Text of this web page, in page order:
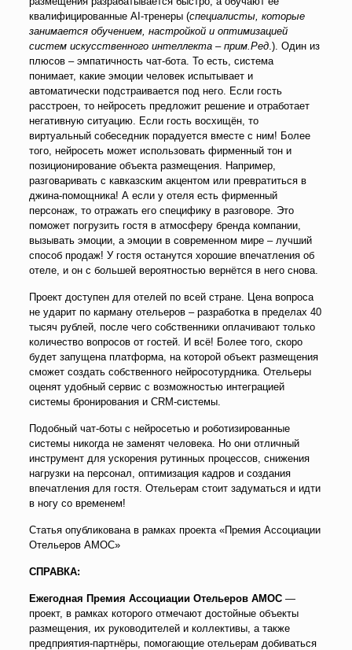
квалифицированные AI-тренеры (специалисты, которые
занимается обучением, настройкой и оптимизацией
систем искусственного интеллекта – прим.Ред.). Один из
плюсов – эмпатичность чат-бота. То есть, система
понимает, какие эмоции человек испытывает и
автоматически подстраивается под него. Если гость
расстроен, то нейросеть предложит решение и отработает
негативную ситуацию. Если гость восхищён, то
виртуальный собеседник порадуется вместе с ним! Более
того, нейросеть может использовать фирменный тон и
позиционирование объекта размещения. Например,
разговаривать с кавказским акцентом или превратиться в
джина-помощника! А если у отеля есть фирменный
персонаж, то отражать его специфику в разговоре. Это
поможет погрузить гостя в атмосферу бренда компании,
вызывать эмоции, а эмоции в современном мире – лучший
способ продаж! У гостя останутся хорошие впечатления об
отеле, и он с большей вероятностью вернётся в него снова.
Проект доступен для отелей по всей стране. Цена вопроса
не ударит по карману отельеров – разработка в пределах 40
тысяч рублей, после чего собственники оплачивают только
количество вопросов от гостей. И всё! Более того, скоро
будет запущена платформа, на которой объект размещения
сможет создать собственного нейросотурдника. Отельеры
оценят удобный сервис с возможностью интеграцией
системы бронирования и CRM-системы.
Подобный чат-боты с нейросетью и роботизированные
системы никогда не заменят человека. Но они отличный
инструмент для ускорения рутинных процессов, снижения
нагрузки на персонал, оптимизация кадров и создания
впечатления для гостя. Отельерам стоит задуматься и идти
в ногу со временем!
Статья опубликована в рамках проекта «Премия Ассоциации
Отельеров АМОС»
СПРАВКА:
Ежегодная Премия Ассоциации Отельеров АМОС—
проект, в рамках которого отмечают достойные объекты
размещения, их руководителей и коллективы, а также
предприятия-партнёры, помогающие отельерам добиваться